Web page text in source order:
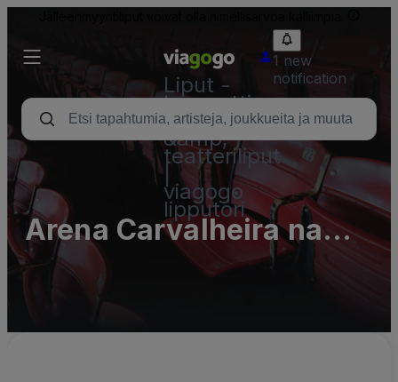
Liput -
konsertti,
urheilu
&amp;
teatteriliput
viagogo
lipputori
1 new
notification
Arena Carvalheira na
Ladeira